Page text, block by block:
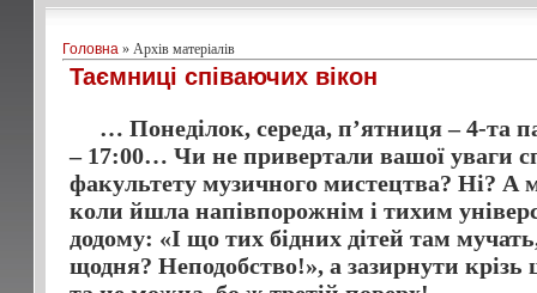
Головна» Архів матеріалів
Таємниці співаючих вікон
… Понеділок, середа, п’ятниця – 4-та
– 17:00… Чи не привертали вашої уваги
факультету музичного мистецтва? Ні? А
коли йшла напівпорожнім і тихим
додому: «І що тих бідних дітей там
щодня? Неподобство!», а зазирнути крізь